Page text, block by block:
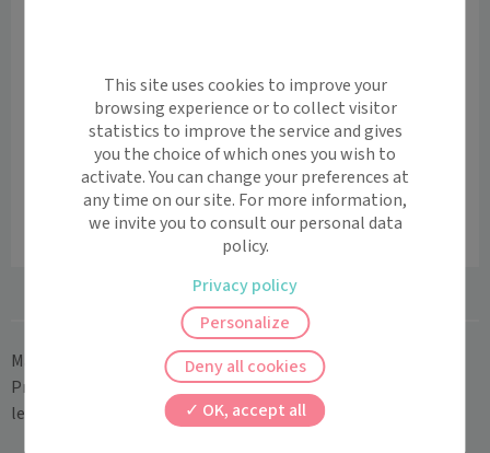
Dr Feryel
BAKIR
Dr Dylan
BURRO
Maiia Maison de santé pluriprofessionnelle (MSP)
Provence-Alpes-Côte d'Azur>Alpes-Maritimes
les-Pins
MSP des Collines Roquefort-les-Pins
This site uses cookies to improve your
browsing experience or to collect visitor
statistics to improve the service and gives
you the choice of which ones you wish to
activate. You can change your preferences at
any time on our site. For more information,
we invite you to consult our personal data
policy.
OK, accept all
Deny all cookies
Personalize
Privacy policy